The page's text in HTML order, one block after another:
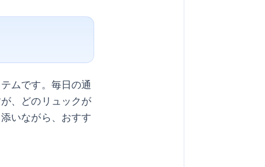
ムです。毎日の通
、どのリュックが
いながら、おすす